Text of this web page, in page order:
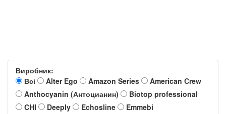
Виробник:
Всі
Alter Ego Amazon Series
American Crew
Anthocyanin (Антоцианин)
Biotop professional
CHI
Deeply Echosline
Emmebi